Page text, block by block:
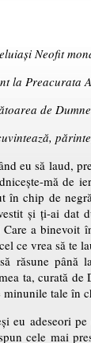
Neofit
la Preacurata
de
eu să laud,
mă de
în chip de
și ți-ai dat
Care a binevoit
ce vrea să te
răsune până
ta, curată de
minunile tale în
eu adeseori
cele mai